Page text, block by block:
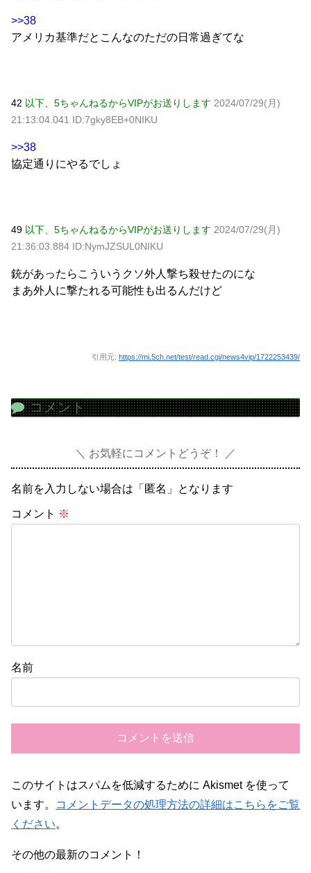
>>38
アメリカ基準だとこんなのただの日常過ぎてな
42 以下、5ちゃんねるからVIPがお送りします 2024/07/29(月)
21:13:04.041 ID:7gky8EB+0NIKU
>>38
協定通りにやるでしょ
49 以下、5ちゃんねるからVIPがお送りします 2024/07/29(月)
21:36:03.884 ID:NymJZSUL0NIKU
銃があったらこういうクソ外人撃ち殺せたのにな
まあ外人に撃たれる可能性も出るんだけど
引用元: https://mi.5ch.net/test/read.cgi/news4vip/1722253439/
コメント
お気軽にコメントどうぞ！
名前を入力しない場合は「匿名」となります
コメント ※
名前
このサイトはスパムを低減するために Akismet を使って
います。
コメントデータの処理方法の詳細はこちらをご覧
ください。
その他の最新のコメント！